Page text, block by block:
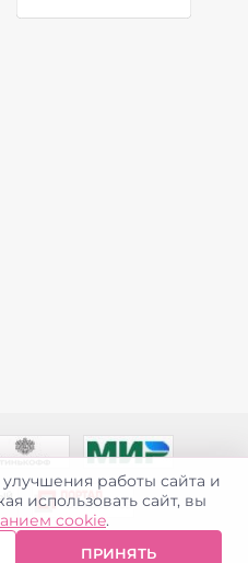
работы сайта и
использовать сайт, вы
cookie.
ПРИНЯТЬ